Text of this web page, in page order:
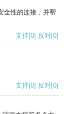
全性的连接，并帮
支持[0] 反对[0]
支持[0] 反对[0]